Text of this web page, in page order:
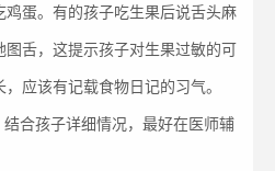
蛋。有的孩子吃生果后说舌头麻
图舌，这提示孩子对生果过敏的可
应该有记载食物日记的习气。
合孩子详细情况，最好在医师辅